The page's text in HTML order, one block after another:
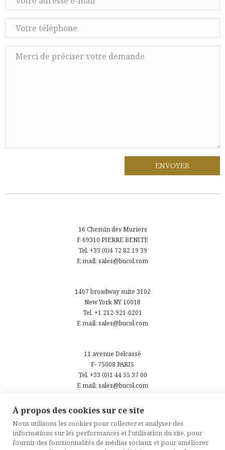
16 Chemin des Muriers
F-69310 PIERRE BENITE
Tel. +33 (0)4 72 82 19 39
E mail: sales@bucol.com
1407 broadway suite 3102
New York NY 10018
Tel. +1 212-921-0201
E mail: sales@bucol.com
11 avenue Delcassé
F- 75008 PARIS
Tel. +33 (0)1 44 55 37 00
E mail: sales@bucol.com
À propos des cookies sur ce site
Nous utilisons les cookies pour collecter et analyser des
informations sur les performances et l'utilisation du site, pour
fournir des fonctionnalités de médias sociaux et pour améliorer